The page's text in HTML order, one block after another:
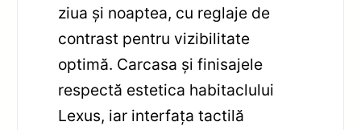
ziua și noaptea, cu reglaje de
contrast pentru vizibilitate
optimă. Carcasa și finisajele
respectă estetica habitaclului
Lexus, iar interfața tactilă